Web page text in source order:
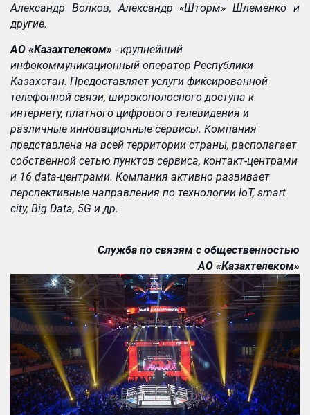
Александр Волков, Александр «Шторм» Шлеменко и
другие.
АО «Казахтелеком» - крупнейший
инфокоммуникационный оператор Республики
Казахстан. Предоставляет услуги фиксированной
телефонной связи, широкополосного доступа к
интернету, платного цифрового телевидения и
различные инновационные сервисы. Компания
представлена на всей территории страны, располагает
собственной сетью пунктов сервиса, контакт-центрами
и 16 data-центрами. Компания активно развивает
перспективные направления по технологии IoT, smart
city, Big Data, 5G и др.
Служба по связям с общественностью
АО «Казахтелеком»